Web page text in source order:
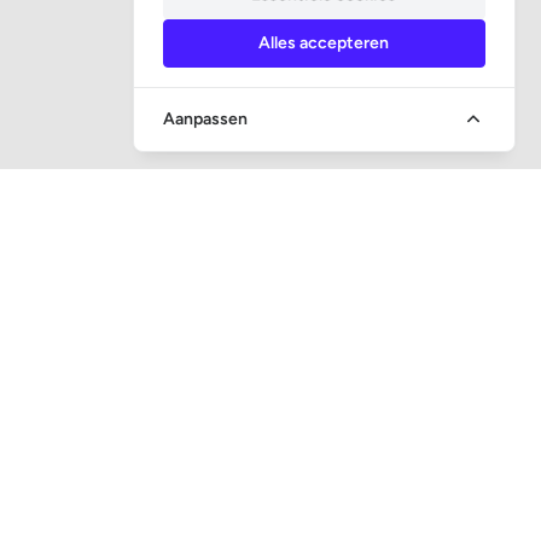
Alles accepteren
Aanpassen